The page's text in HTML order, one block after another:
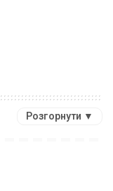
Розгорнути ▼